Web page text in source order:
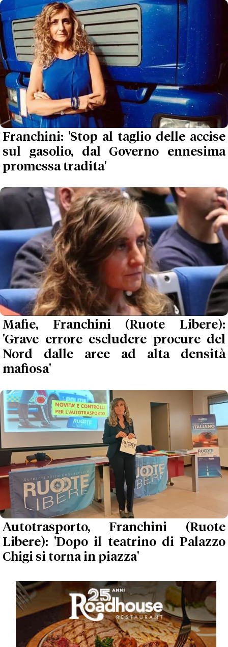
Franchini: 'Stop al taglio delle accise
sul gasolio, dal Governo ennesima
promessa tradita'
Mafie, Franchini (Ruote Libere):
'Grave errore escludere procure del
Nord dalle aree ad alta densità
mafiosa'
Autotrasporto, Franchini (Ruote
Libere): 'Dopo il teatrino di Palazzo
Chigi si torna in piazza'